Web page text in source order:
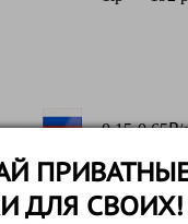
ДЛЯ СВОИХ!
0,15-0,65₽/